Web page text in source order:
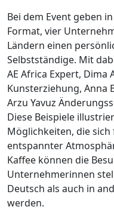
Bei dem Event geben
Format, vier
Ländern einen
Selbstständige. Mit
AE Africa Expert,
Kunsterziehung, Anna
Arzu Yavuz
Diese Beispiele
Möglichkeiten, die
entspannter
Kaffee können die
Unternehmerinnen
Deutsch als auch in
werden.